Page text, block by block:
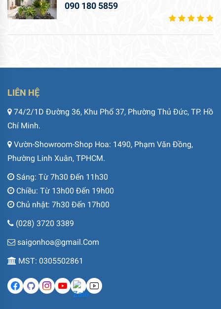
090 180 5859
LIÊN HỆ
74/2/1D Đường 36, Khu Phố 37, Phường Thủ Đức, TP. Hồ
Chí Minh.
Vườn-Showroom-Shop Hoa: 1490, Phạm Văn Đồng,
Phường Linh Xuân, TPHCM.
Sáng: Từ 7h30 Đến 11h30
Chiều: Từ 13h00 Đến 19h00
Chủ nhật: 7h30 Đến 17h00
(028) 3720 3389
saigonhoa@gmail.Com
MST: 0305502861